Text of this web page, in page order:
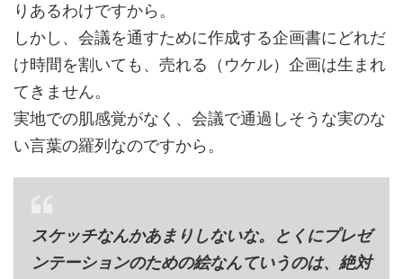
りあるわけですから。
しかし、会議を通すために作成する企画書にどれだ
け時間を割いても、売れる（ウケル）企画は生まれ
てきません。
実地での肌感覚がなく、会議で通過しそうな実のな
い言葉の羅列なのですから。
スケッチなんかあまりしないな。とくにプレゼ
ンテーションのための絵なんていうのは、絶対